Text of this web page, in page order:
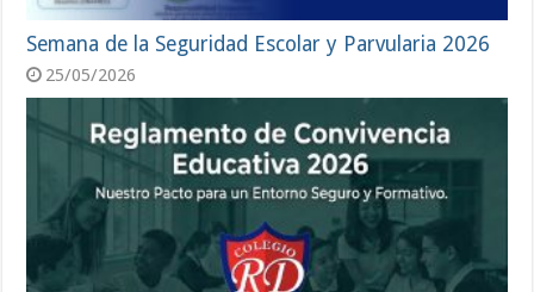
Semana de la Seguridad Escolar y Parvularia 2026
25/05/2026